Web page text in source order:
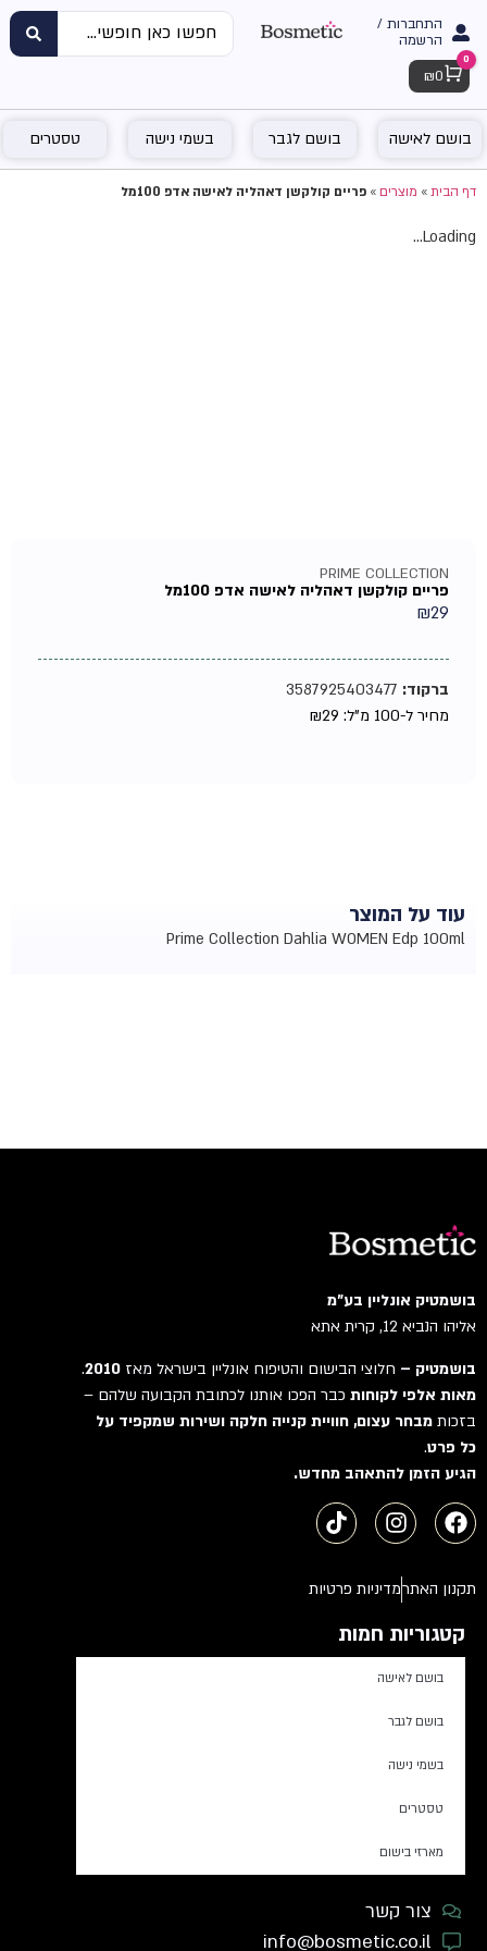
התחברות /
הרשמה
Cart
0
₪ 0
בושם לאישה בושם לגבר בשמי נישה טסטרים
דף הבית»מוצרים»פריים קולקשן דאהליה לאישה אדפ 100מל
Loading...
PRIME COLLECTION
פריים קולקשן דאהליה לאישה אדפ 100מל
₪29
ברקוד:3587925403477
מחיר ל-100 מ"ל:
₪29
עוד על המוצר
Prime Collection Dahlia WOMEN Edp 100ml
בושמטיק אונליין בע"מ
אליהו הנביא 12, קרית אתא
בושמטיק –חלוצי הבישום והטיפוח אונליין בישראל מאז2010
.
מאות אלפי לקוחותכבר הפכו אותנו לכתובת הקבועה שלהם –
בזכותמבחר עצום, חוויית קנייה חלקה ושירות שמקפיד על
כל פרט.
הגיע הזמן להתאהב מחדש.
תקנון האתרמדיניות פרטיות
קטגוריות חמות
בושם לאישה
בושם לגבר
בשמי נישה
טסטרים
מארזי בישום
צור קשר
info@bosmetic.co.il